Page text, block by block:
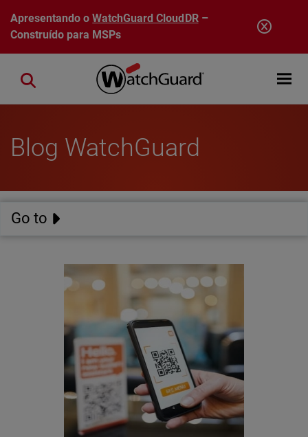
Pular para o conteúdo principal
Apresentando oWatchGuard CloudDR–
Construído para MSPs
Open
Close search
Blog WatchGuard
Go to